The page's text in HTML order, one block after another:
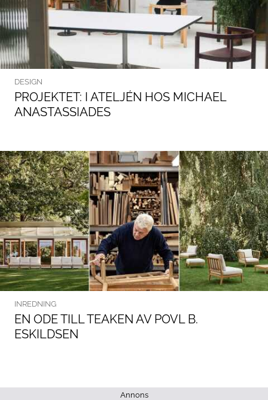
DESIGN
PROJEKTET: I ATELJÉN HOS MICHAEL
ANASTASSIADES
INREDNING
EN ODE TILL TEAKEN AV POVL B.
ESKILDSEN
Annons